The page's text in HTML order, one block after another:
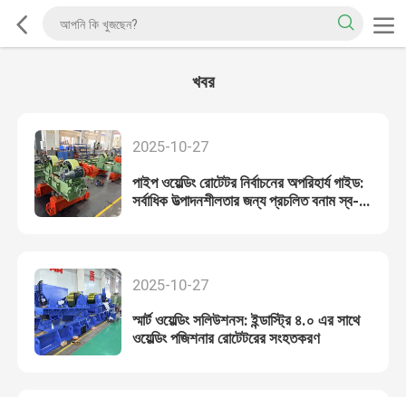
খবর
2025-10-27
পাইপ ওয়েল্ডিং রোটেটর নির্বাচনের অপরিহার্য গাইড:
সর্বাধিক উত্পাদনশীলতার জন্য প্রচলিত বনাম স্ব-
2025-10-27
স্মার্ট ওয়েল্ডিং সলিউশনস: ইন্ডাস্ট্রি ৪.০ এর সাথে
ওয়েল্ডিং পজিশনার রোটেটরের সংহতকরণ